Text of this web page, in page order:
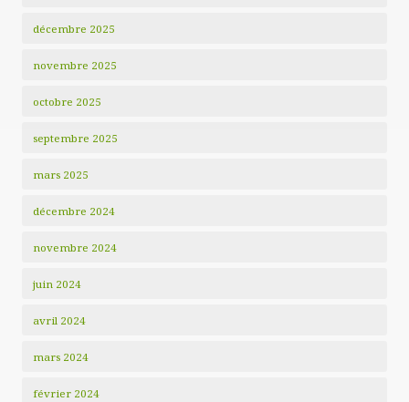
décembre 2025
novembre 2025
octobre 2025
septembre 2025
mars 2025
décembre 2024
novembre 2024
juin 2024
avril 2024
mars 2024
février 2024